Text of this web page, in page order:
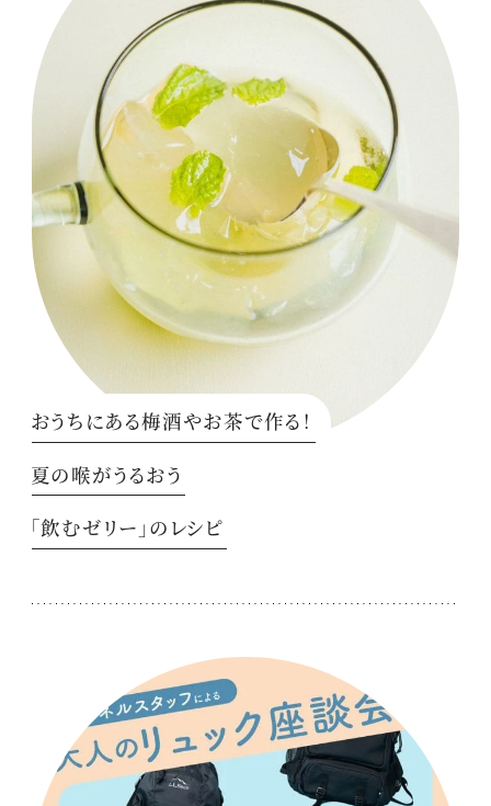
おうちにある梅酒やお茶で作る！
夏の喉がうるおう
「飲むゼリー」のレシピ